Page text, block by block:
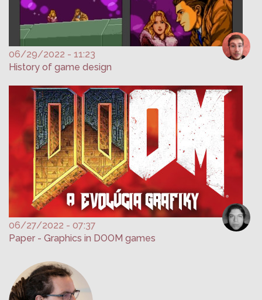
06/29/2022 - 11:23
History of game design
06/27/2022 - 07:37
Paper - Graphics in DOOM games